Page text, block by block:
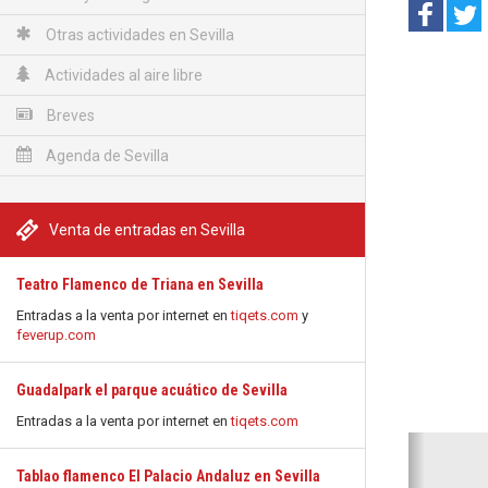
Otras actividades en Sevilla
Actividades al aire libre
Breves
Agenda de Sevilla
Venta de entradas en Sevilla
Teatro Flamenco de Triana en Sevilla
Entradas a la venta por internet entiqets.com y
feverup.com
Guadalpark el parque acuático de Sevilla
Entradas a la venta por internet entiqets.com
Tablao flamenco El Palacio Andaluz en Sevilla